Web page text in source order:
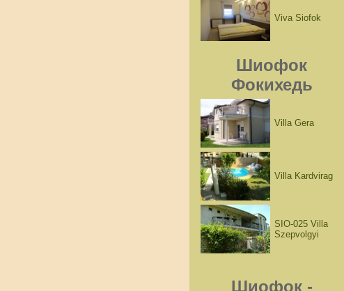
Viva Siofok
Шиофок
Фокихедь
Villa Gera
Villa Kardvirag
SIO-025 Villa
Szepvolgyi
Шиофок -